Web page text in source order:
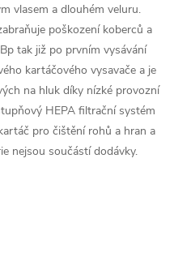
vlasem a dlouhém veluru.
poškození koberců a
tak již po prvním vysávání
kartáčového vysavače a je
na hluk díky nízké provozní
HEPA filtrační systém
pro čištění rohů a hran a
nejsou součástí dodávky.